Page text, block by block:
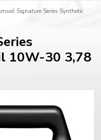
Signature Series Synthetic
10W-30 3,78